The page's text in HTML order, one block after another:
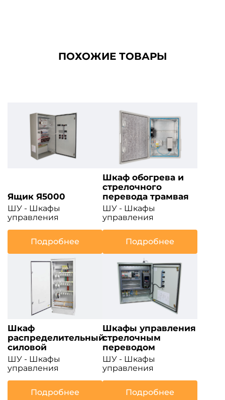
ПОХОЖИЕ ТОВАРЫ
Ящик Я5000
ШУ - Шкафы
управления
Подробнее
Шкаф обогрева и
стрелочного
перевода трамвая
ШУ - Шкафы
управления
Подробнее
Шкаф
распределительный
силовой
ШУ - Шкафы
управления
Подробнее
Шкафы управления
стрелочным
переводом
ШУ - Шкафы
управления
Подробнее